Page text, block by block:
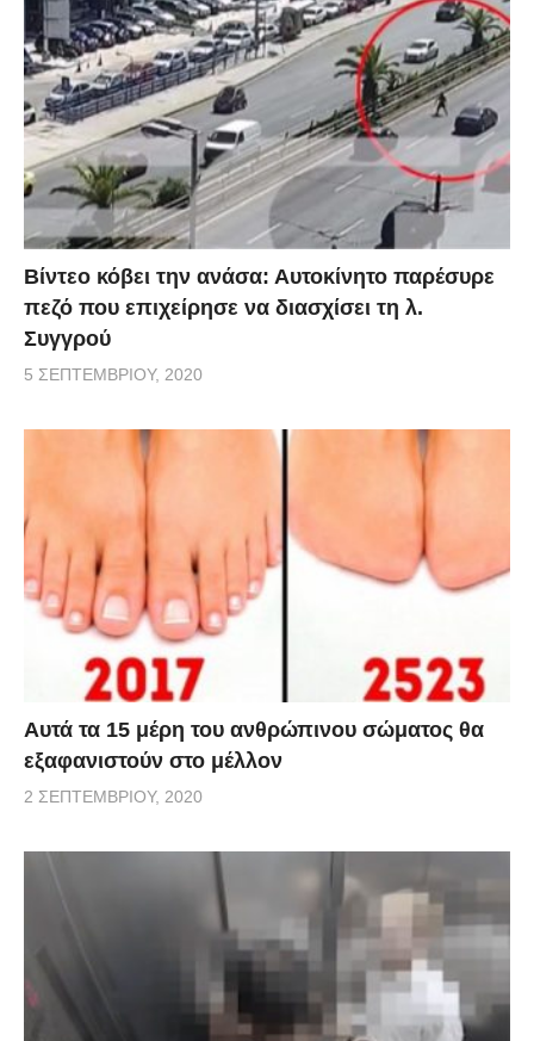
Βίντεο κόβει την ανάσα: Αυτοκίνητο παρέσυρε
πεζό που επιχείρησε να διασχίσει τη λ.
Συγγρού
5 ΣΕΠΤΕΜΒΡΊΟΥ, 2020
Αυτά τα 15 μέρη του ανθρώπινου σώματος θα
εξαφανιστούν στο μέλλον
2 ΣΕΠΤΕΜΒΡΊΟΥ, 2020